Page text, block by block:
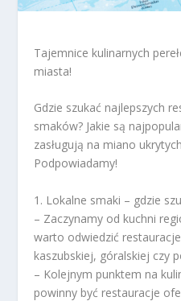
Tajemnice kulinarnych
miasta!
Gdzie szukać najlepszych
smaków? Jakie są
zasługują na miano
Podpowiadamy!
1. Lokalne smaki – gdzie
– Zaczynamy od kuchni
warto odwiedzić
kaszubskiej, góralskiej czy
– Kolejnym punktem na
powinny być restauracje